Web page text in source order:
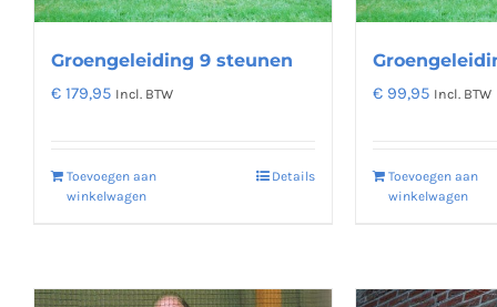
Groengeleiding 9 steunen
€ 179,95 Incl. BTW
Toevoegen aan
winkelwagen
Details
€ 99,95 Incl. BTW
Toevoegen aan
winkelwagen